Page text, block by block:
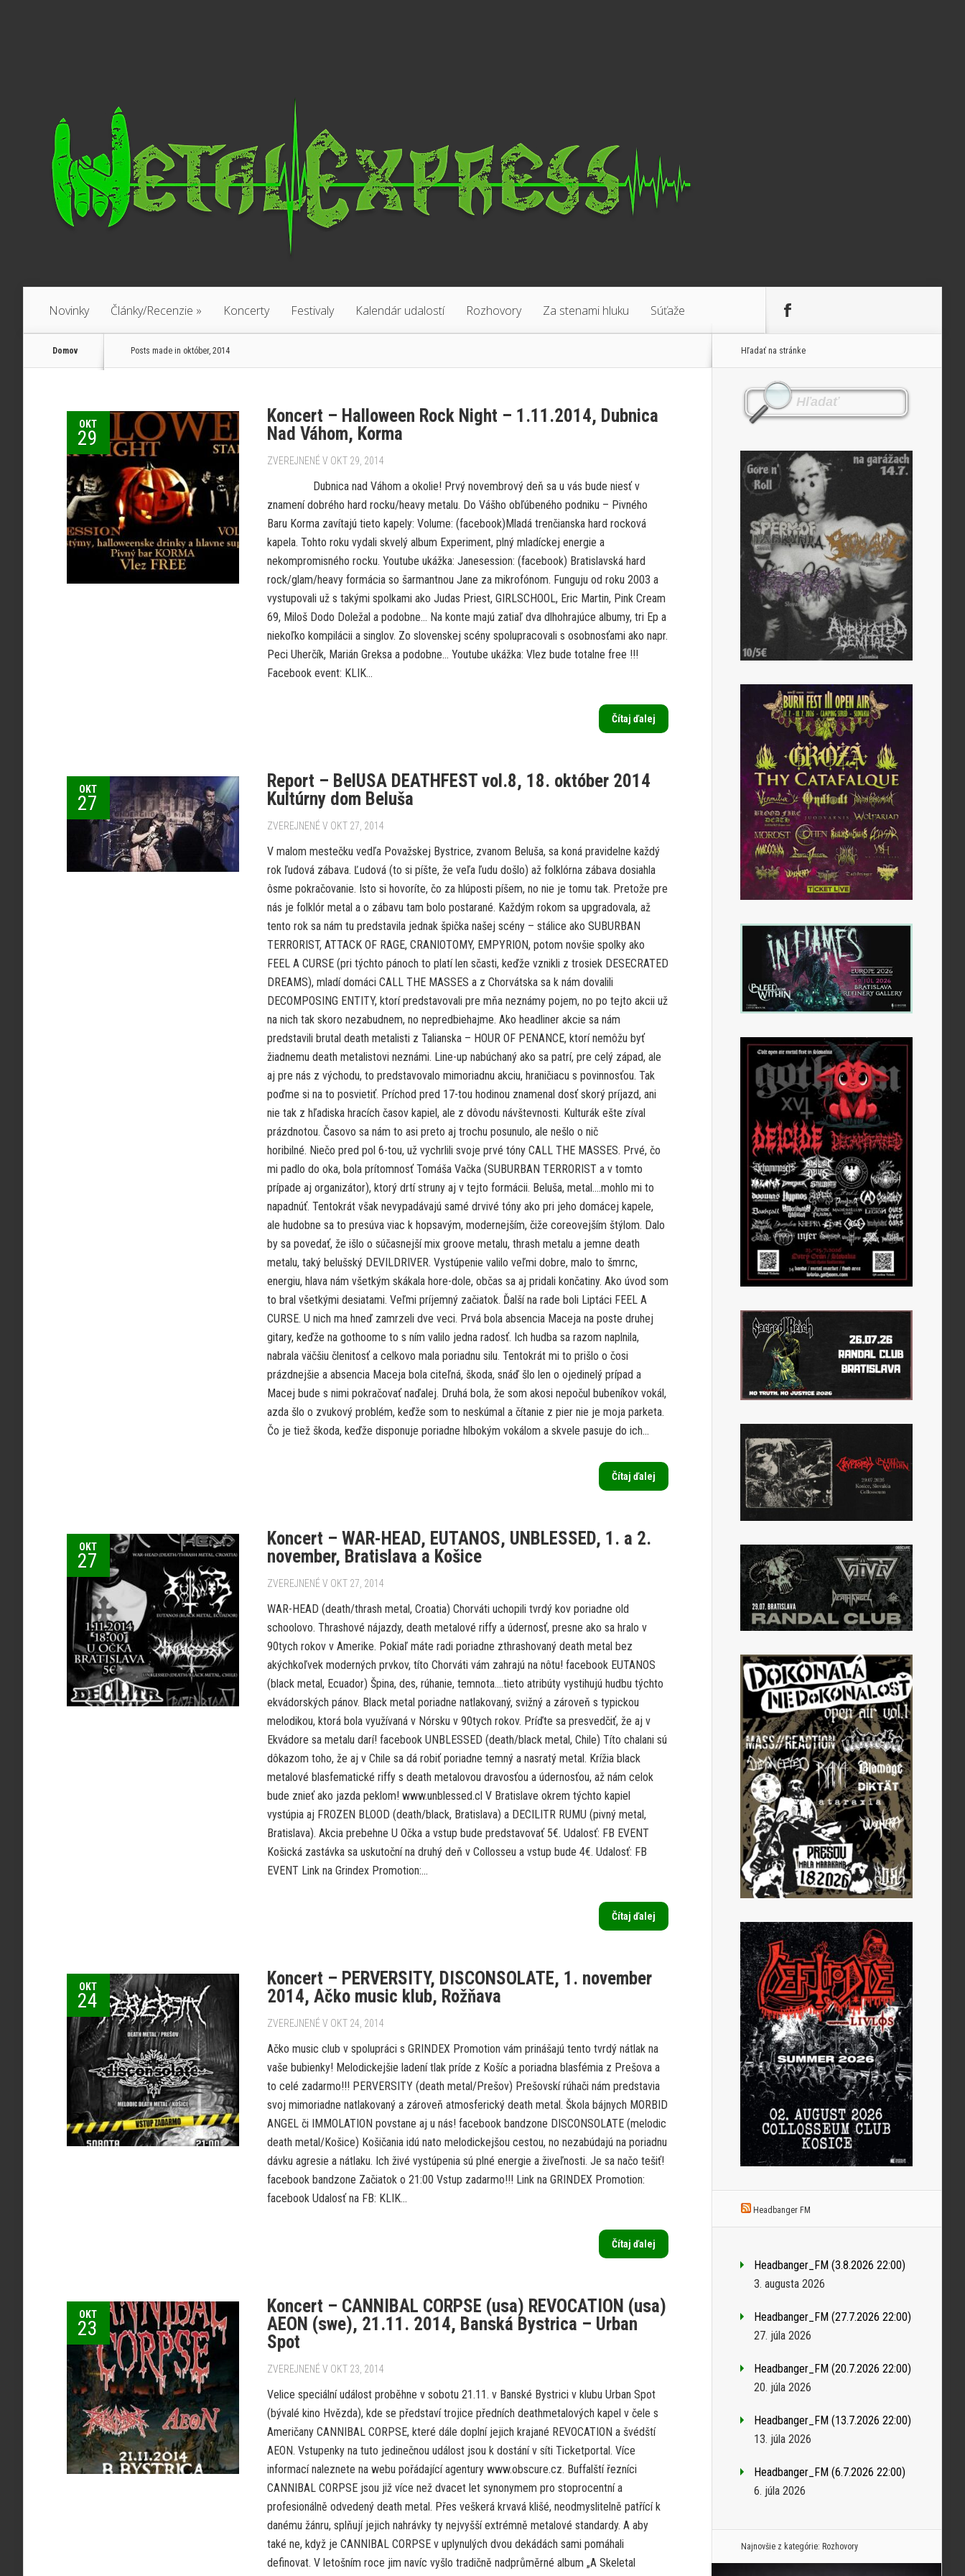
Novinky Články/Recenzie » Koncerty Festivaly Kalendár udalostí Rozhovory Za stenami hluku Súťaže
Domov Posts made in október, 2014
OKT
29
Koncert – Halloween Rock Night – 1.11.2014, Dubnica
Nad Váhom, Korma
ZVEREJNENÉ V OKT 29, 2014
Dubnica nad Váhom a okolie! Prvý novembrový deň sa u vás bude niesť v
znamení dobrého hard rocku/heavy metalu. Do Vášho obľúbeného podniku – Pivného
Baru Korma zavítajú tieto kapely: Volume: (facebook)Mladá trenčianska hard rocková
kapela. Tohto roku vydali skvelý album Experiment, plný mladíckej energie a
nekompromisného rocku. Youtube ukážka: Janesession: (facebook) Bratislavská hard
rock/glam/heavy formácia so šarmantnou Jane za mikrofónom. Funguju od roku 2003 a
vystupovali už s takými spolkami ako Judas Priest, GIRLSCHOOL, Eric Martin, Pink Cream
69, Miloš Dodo Doležal a podobne… Na konte majú zatiaľ dva dlhohrajúce albumy, tri Ep a
niekoľko kompilácii a singlov. Zo slovenskej scény spolupracovali s osobnosťami ako napr.
Peci Uherčík, Marián Greksa a podobne… Youtube ukážka: Vlez bude totalne free !!!
Facebook event: KLIK...
Čítaj ďalej
OKT
27
Report – BelUSA DEATHFEST vol.8, 18. október 2014
Kultúrny dom Beluša
ZVEREJNENÉ V OKT 27, 2014
V malom mestečku vedľa Považskej Bystrice, zvanom Beluša, sa koná pravidelne každý
rok ľudová zábava. Ľudová (to si píšte, že veľa ľudu došlo) až folklórna zábava dosiahla
ôsme pokračovanie. Isto si hovoríte, čo za hlúposti píšem, no nie je tomu tak. Pretože pre
nás je folklór metal a o zábavu tam bolo postarané. Každým rokom sa upgradovala, až
tento rok sa nám tu predstavila jednak špička našej scény – stálice ako SUBURBAN
TERRORIST, ATTACK OF RAGE, CRANIOTOMY, EMPYRION, potom novšie spolky ako
FEEL A CURSE (pri týchto pánoch to platí len sčasti, keďže vznikli z trosiek DESECRATED
DREAMS), mladí domáci CALL THE MASSES a z Chorvátska sa k nám dovalili
DECOMPOSING ENTITY, ktorí predstavovali pre mňa neznámy pojem, no po tejto akcii už
na nich tak skoro nezabudnem, no nepredbiehajme. Ako headliner akcie sa nám
predstavili brutal death metalisti z Talianska – HOUR OF PENANCE, ktorí nemôžu byť
žiadnemu death metalistovi neznámi. Line-up nabúchaný ako sa patrí, pre celý západ, ale
aj pre nás z východu, to predstavovalo mimoriadnu akciu, hraničiacu s povinnosťou. Tak
poďme si na to posvietiť. Príchod pred 17-tou hodinou znamenal dosť skorý príjazd, ani
nie tak z hľadiska hracích časov kapiel, ale z dôvodu návštevnosti. Kulturák ešte zíval
prázdnotou. Časovo sa nám to asi preto aj trochu posunulo, ale nešlo o nič
horibilné. Niečo pred pol 6-tou, už vychrlili svoje prvé tóny CALL THE MASSES. Prvé, čo
mi padlo do oka, bola prítomnosť Tomáša Vačka (SUBURBAN TERRORIST a v tomto
prípade aj organizátor), ktorý drtí struny aj v tejto formácii. Beluša, metal….mohlo mi to
napadnúť. Tentokrát však nevypadávajú samé drvivé tóny ako pri jeho domácej kapele,
ale hudobne sa to presúva viac k hopsavým, modernejším, čiže coreovejším štýlom. Dalo
by sa povedať, že išlo o súčasnejší mix groove metalu, thrash metalu a jemne death
metalu, taký belušský DEVILDRIVER. Vystúpenie valilo veľmi dobre, malo to šmrnc,
energiu, hlava nám všetkým skákala hore-dole, občas sa aj pridali končatiny. Ako úvod som
to bral všetkými desiatami. Veľmi príjemný začiatok. Ďalší na rade boli Liptáci FEEL A
CURSE. U nich ma hneď zamrzeli dve veci. Prvá bola absencia Maceja na poste druhej
gitary, keďže na gothoome to s ním valilo jedna radosť. Ich hudba sa razom naplnila,
nabrala väčšiu členitosť a celkovo mala poriadnu silu. Tentokrát mi to prišlo o čosi
prázdnejšie a absencia Maceja bola citeľná, škoda, snáď šlo len o ojedinelý prípad a
Macej bude s nimi pokračovať naďalej. Druhá bola, že som akosi nepočul bubeníkov vokál,
azda šlo o zvukový problém, keďže som to neskúmal a čítanie z pier nie je moja parketa.
Čo je tiež škoda, keďže disponuje poriadne hlbokým vokálom a skvele pasuje do ich...
Čítaj ďalej
OKT
27
Koncert – WAR-HEAD, EUTANOS, UNBLESSED, 1. a 2.
november, Bratislava a Košice
ZVEREJNENÉ V OKT 27, 2014
WAR-HEAD (death/thrash metal, Croatia) Chorváti uchopili tvrdý kov poriadne old
schoolovo. Thrashové nájazdy, death metalové riffy a údernosť, presne ako sa hralo v
90tych rokov v Amerike. Pokiaľ máte radi poriadne zthrashovaný death metal bez
akýchkoľvek moderných prvkov, títo Chorváti vám zahrajú na nôtu! facebook EUTANOS
(black metal, Ecuador) Špina, des, rúhanie, temnota….tieto atribúty vystihujú hudbu týchto
ekvádorských pánov. Black metal poriadne natlakovaný, svižný a zároveň s typickou
melodikou, ktorá bola využívaná v Nórsku v 90tych rokov. Príďte sa presvedčiť, že aj v
Ekvádore sa metalu darí! facebook UNBLESSED (death/black metal, Chile) Títo chalani sú
dôkazom toho, že aj v Chile sa dá robiť poriadne temný a nasratý metal. Krížia black
metalové blasfematické riffy s death metalovou dravosťou a údernosťou, až nám celok
bude znieť ako jazda peklom! www.unblessed.cl V Bratislave okrem týchto kapiel
vystúpia aj FROZEN BLOOD (death/black, Bratislava) a DECILITR RUMU (pivný metal,
Bratislava). Akcia prebehne U Očka a vstup bude predstavovať 5€. Udalosť: FB EVENT
Košická zastávka sa uskutoční na druhý deň v Collosseu a vstup bude 4€. Udalosť: FB
EVENT Link na Grindex Promotion:...
Čítaj ďalej
OKT
24
Koncert – PERVERSITY, DISCONSOLATE, 1. november
2014, Ačko music klub, Rožňava
ZVEREJNENÉ V OKT 24, 2014
Ačko music club v spolupráci s GRINDEX Promotion vám prinášajú tento tvrdý nátlak na
vaše bubienky! Melodickejšie ladení tlak príde z Košíc a poriadna blasfémia z Prešova a
to celé zadarmo!!! PERVERSITY (death metal/Prešov) Prešovskí rúhači nám predstavia
svoj mimoriadne natlakovaný a zároveň atmosferický death metal. Škola bájnych MORBID
ANGEL či IMMOLATION povstane aj u nás! facebook bandzone DISCONSOLATE (melodic
death metal/Košice) Košičania idú nato melodickejšou cestou, no nezabúdajú na poriadnu
dávku agresie a nátlaku. Ich živé vystúpenia sú plné energie a živeľnosti. Je sa načo tešiť!
facebook bandzone Začiatok o 21:00 Vstup zadarmo!!! Link na GRINDEX Promotion:
facebook Udalosť na FB: KLIK...
Čítaj ďalej
OKT
23
Koncert – CANNIBAL CORPSE (usa) REVOCATION (usa)
AEON (swe), 21.11. 2014, Banská Bystrica – Urban
Spot
ZVEREJNENÉ V OKT 23, 2014
Velice speciální událost proběhne v sobotu 21.11. v Banské Bystrici v klubu Urban Spot
(bývalé kino Hvězda), kde se představí trojice předních deathmetalových kapel v čele s
Američany CANNIBAL CORPSE, které dále doplní jejich krajané REVOCATION a švédští
AEON. Vstupenky na tuto jedinečnou událost jsou k dostání v síti Ticketportal. Více
informací naleznete na webu pořádající agentury www.obscure.cz. Buffalští řezníci
CANNIBAL CORPSE jsou již více než dvacet let synonymem pro stoprocentní a
profesionálně odvedený death metal. Přes veškerá krvavá klišé, neodmyslitelně patřící k
danému žánru, splňují jejich nahrávky ty nejvyšší extrémně metalové standardy. A aby
také ne, když je CANNIBAL CORPSE v uplynulých dvou dekádách sami pomáhali
definovat. V letošním roce jim navíc vyšlo tradičně nadprůměrné album „A Skeletal
Hľadať na stránke
Headbanger FM
Headbanger_FM (3.8.2026 22:00)
3. augusta 2026
Headbanger_FM (27.7.2026 22:00)
27. júla 2026
Headbanger_FM (20.7.2026 22:00)
20. júla 2026
Headbanger_FM (13.7.2026 22:00)
13. júla 2026
Headbanger_FM (6.7.2026 22:00)
6. júla 2026
Najnovšie z kategórie: Rozhovory